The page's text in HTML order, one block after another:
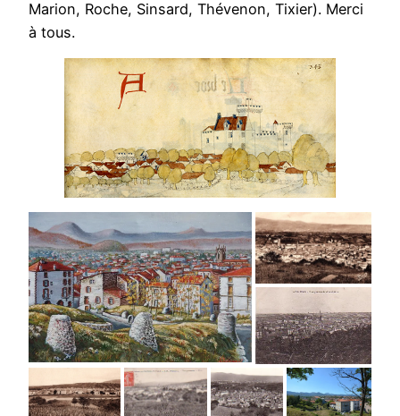
Marion, Roche, Sinsard, Thévenon, Tixier). Merci
à tous.